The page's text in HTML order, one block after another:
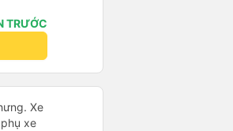
TRƯỚC
Xe
xe